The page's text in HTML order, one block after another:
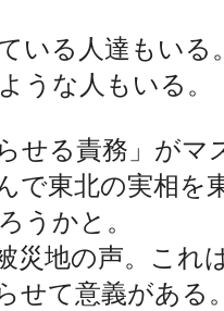
いる人達もい
うな人もいる。
せる責務」が
で東北の実相を
うかと。
災地の声。これ
せて意義がある